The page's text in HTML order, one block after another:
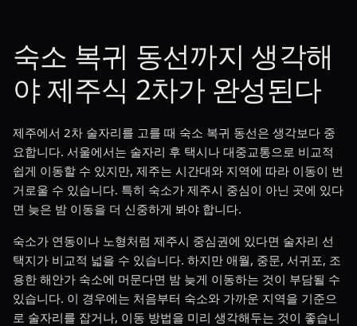
숙소 복귀 동선까지 생각해
야 제주식 2차가 완성된다
제주에서 2차 술자리를 고를 때 숙소 복귀 동선은 생각보다 중
요합니다. 서울에서는 술자리 후 택시나 대중교통으로 비교적
쉽게 이동할 수 있지만, 제주는 시간대와 지역에 따라 이동이 번
거로울 수 있습니다. 특히 숙소가 제주시 중심이 아닌 곳에 있다
면 늦은 밤 이동을 더 신중하게 봐야 합니다.
숙소가 연동이나 노형처럼 제주시 중심권에 있다면 술자리 선
택지가 비교적 넓을 수 있습니다. 하지만 애월, 중문, 서귀포, 조
용한 해안가 숙소에 머문다면 밤 늦게 이동하는 것이 부담될 수
있습니다. 이 경우에는 처음부터 숙소와 가까운 지역을 기준으
로 술자리를 잡거나, 이동 방법을 미리 생각해두는 것이 좋습니